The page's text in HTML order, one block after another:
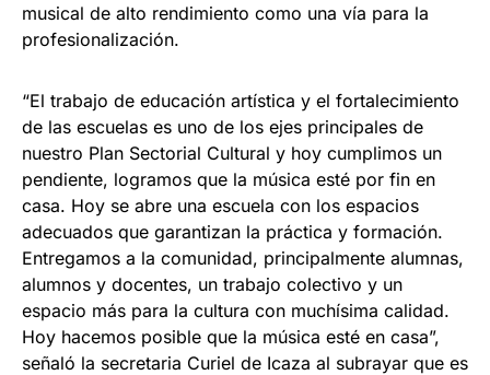
musical de alto rendimiento como una vía para la
profesionalización.
“El trabajo de educación artística y el fortalecimiento
de las escuelas es uno de los ejes principales de
nuestro Plan Sectorial Cultural y hoy cumplimos un
pendiente, logramos que la música esté por fin en
casa. Hoy se abre una escuela con los espacios
adecuados que garantizan la práctica y formación.
Entregamos a la comunidad, principalmente alumnas,
alumnos y docentes, un trabajo colectivo y un
espacio más para la cultura con muchísima calidad.
Hoy hacemos posible que la música esté en casa”,
señaló la secretaria Curiel de Icaza al subrayar que es